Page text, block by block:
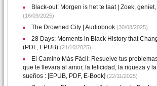
Black-out: Morgen is het te laat | Zoek,
(16/09/2025)
The Drowned City | Audiobook (30/08/2025)
28 Days: Moments in Black History that
(PDF, EPUB) (21/10/2025)
El Camino Más Fácil: Resuelve tus
que te llevara al amor, la felicidad, la riqueza y
sueños : [EPUB, PDF, E-Book] (22/11/2025)